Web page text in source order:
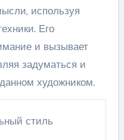
используя
Его
и вызывает
задуматься и
художником.
стиль